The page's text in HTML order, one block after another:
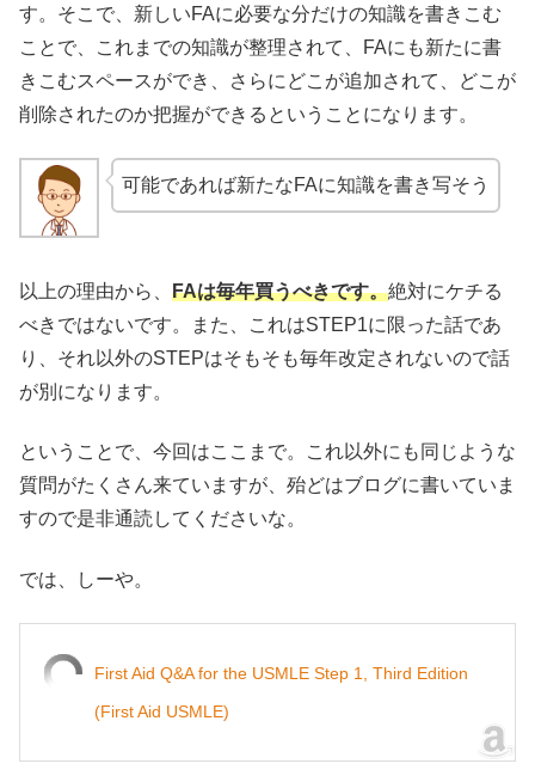
す。そこで、新しいFAに必要な分だけの知識を書きこむ
ことで、これまでの知識が整理されて、FAにも新たに書
きこむスペースができ、さらにどこが追加されて、どこが
削除されたのか把握ができるということになります。
可能であれば新たなFAに知識を書き写そう
以上の理由から、 FAは毎年買うべきです。絶対にケチる
べきではないです。また、これはSTEP1に限った話であ
り、それ以外のSTEPはそもそも毎年改定されないので話
が別になります。
ということで、今回はここまで。これ以外にも同じような
質問がたくさん来ていますが、殆どはブログに書いていま
すので是非通読してくださいな。
では、しーや。
First Aid Q&A for the USMLE Step 1, Third Edition
(First Aid USMLE)